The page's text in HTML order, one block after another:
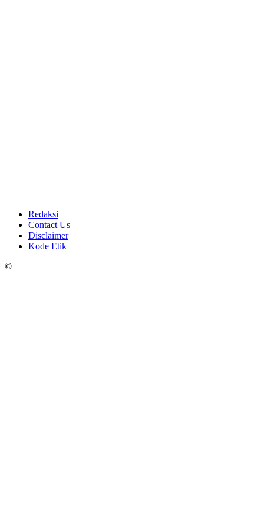
Redaksi
Contact Us
Disclaimer
Kode Etik
©